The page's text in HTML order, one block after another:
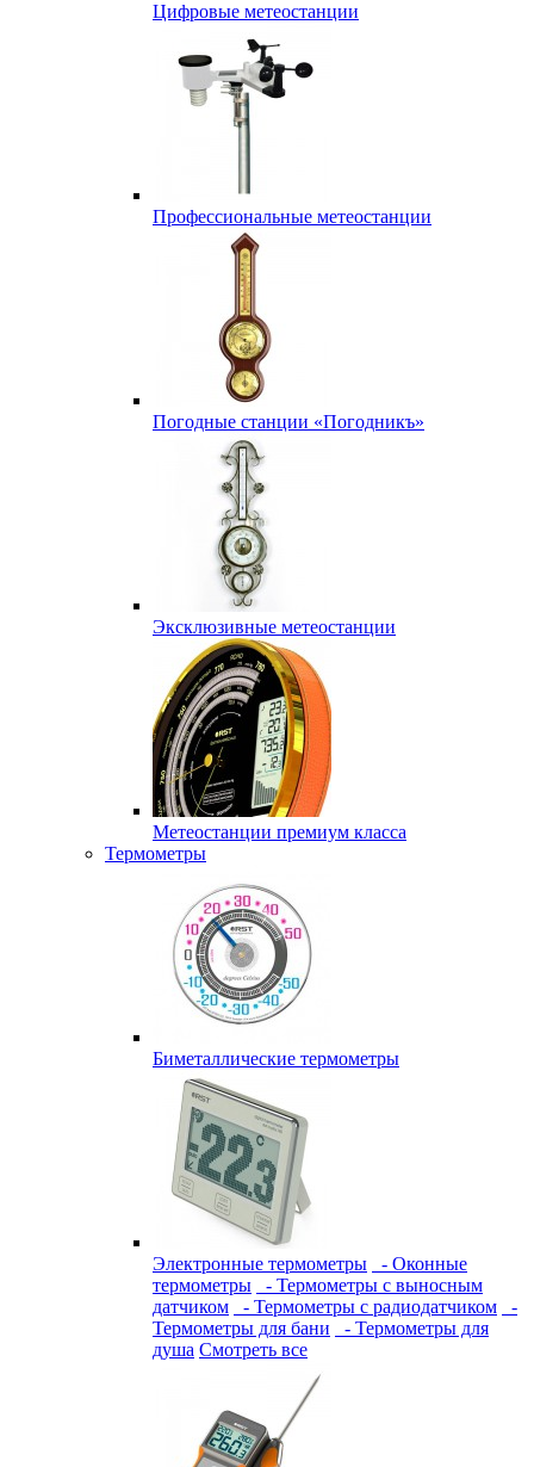
Цифровые метеостанции
Профессиональные метеостанции
Погодные станции «Погодникъ»
Эксклюзивные метеостанции
Метеостанции премиум класса
Термометры
Биметаллические термометры
Электронные термометры
- Оконные
термометры
- Термометры с выносным
датчиком
- Термометры с радиодатчиком
-
Термометры для бани
- Термометры для
душа Смотреть все